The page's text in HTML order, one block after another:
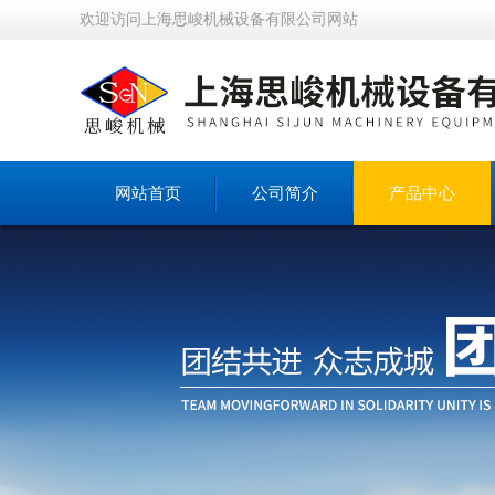
欢迎访问上海思峻机械设备有限公司网站
网站首页 公司简介 产品中心